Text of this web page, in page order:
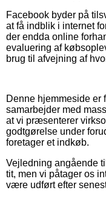
Facebook byder på
at få indblik i internet
der endda online
evaluering af
brug til afvejning af
Denne hjemmeside er
samarbejder med
at vi præsenterer
godtgørelse under
foretager et indkøb.
Vejledning angående
tit, men vi påtager os
være udført efter